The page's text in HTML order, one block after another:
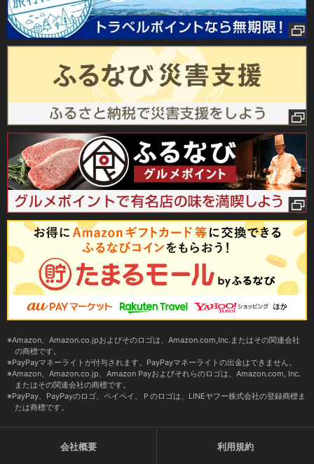
Amazon、Amazon.co.jpおよびそのロゴは、Amazon.com,Inc.またはその関連会社
の商標です。
PayPayマネーライトが付与されます。PayPayマネーライトの出金はできません。
Amazon、Amazon.co.jp、Amazon Payおよびそれらのロゴは、Amazon.com, Inc.
またはその関連会社の商標です。
PayPay、PayPayのロゴ、ペイペイ、Ｐのロゴは、LINEヤフー株式会社の登録商標ま
たは商標です。
会社概要 利用規約